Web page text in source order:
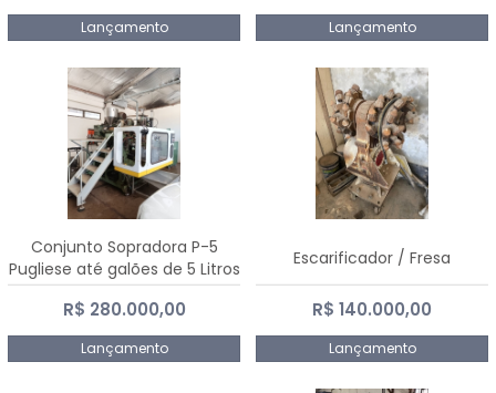
Lançamento Lançamento
Conjunto Sopradora P-5
Pugliese até galões de 5 Litros
R$ 280.000,00
Lançamento
Escarificador / Fresa
R$ 140.000,00
Lançamento